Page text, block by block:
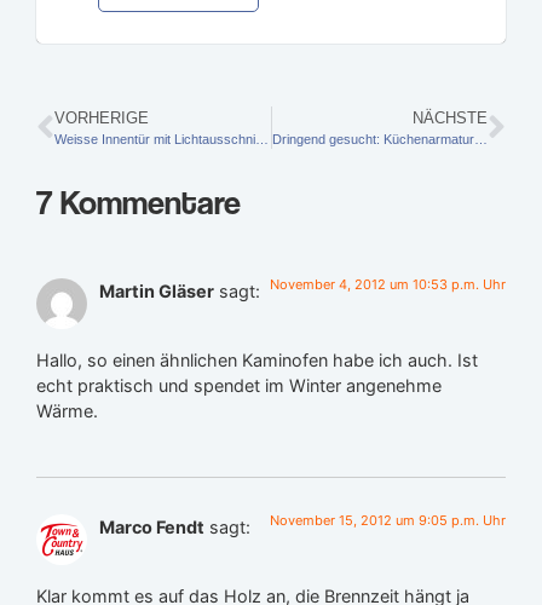
VORHERIGE
Weisse Innentür mit Lichtausschnitt und Seitenteil aus Glas
NÄCHSTE
Dringend gesucht: Küchenarmatur umklappbar mit Schlauchbrause
7 Kommentare
Martin Gläser sagt: November 4, 2012 um 10:53 p.m. Uhr
Hallo, so einen ähnlichen Kaminofen habe ich auch. Ist
echt praktisch und spendet im Winter angenehme
Wärme.
Marco Fendt sagt: November 15, 2012 um 9:05 p.m. Uhr
Klar kommt es auf das Holz an, die Brennzeit hängt ja